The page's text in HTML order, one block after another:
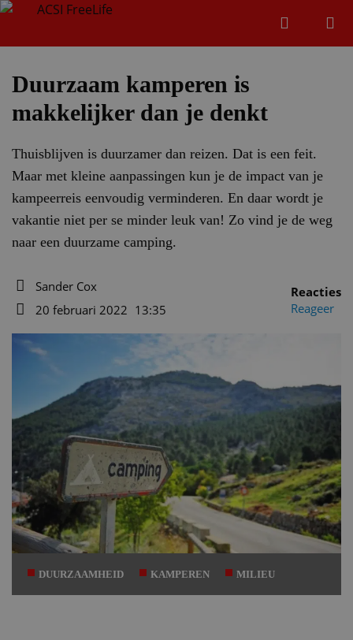
Duurzaam kamperen is
makkelijker dan je denkt
Thuisblijven is duurzamer dan reizen. Dat is een feit.
Maar met kleine aanpassingen kun je de impact van je
kampeerreis eenvoudig verminderen. En daar wordt je
vakantie niet per se minder leuk van! Zo vind je de weg
naar een duurzame camping.
Auteur
Sander Cox
20 februari 2022 13:35
Reacties
Reageer
DUURZAAMHEID KAMPEREN MILIEU